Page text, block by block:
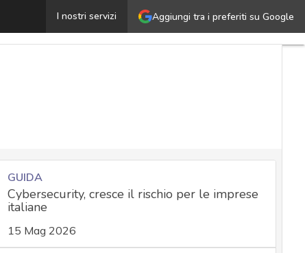
Aggiungi tra i preferiti su Google
I nostri servizi
Sabbath: chi è e come agisce la gang che ha violato la
GUIDA
Cybersecurity, cresce il rischio per le imprese
italiane
15 Mag 2026